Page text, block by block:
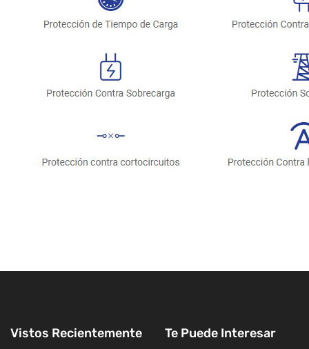
Vistos Recientemente Te Puede Interesar